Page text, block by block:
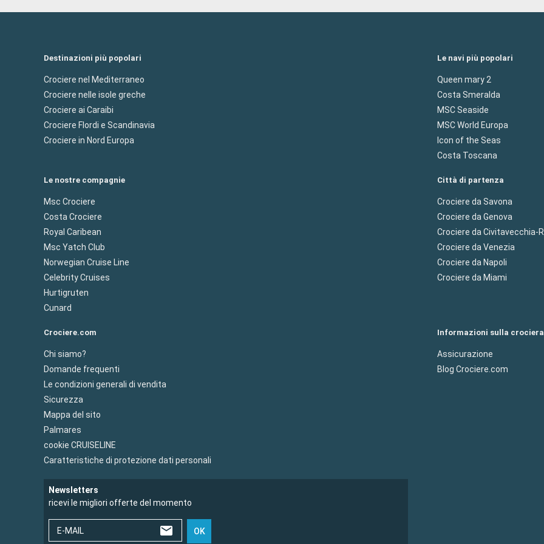
Destinazioni più popolari
Crociere nel Mediterraneo
Crociere nelle isole greche
Crociere ai Caraibi
Crociere Flordi e Scandinavia
Crociere in Nord Europa
Le navi più popolari
Queen mary 2
Costa Smeralda
MSC Seaside
MSC World Europa
Icon of the Seas
Costa Toscana
Le nostre compagnie
Msc Crociere
Costa Crociere
Royal Caribean
Msc Yatch Club
Norwegian Cruise Line
Celebrity Cruises
Hurtigruten
Cunard
Città di partenza
Crociere da Savona
Crociere da Genova
Crociere da Civitavecchia-
Crociere da Venezia
Crociere da Napoli
Crociere da Miami
Crociere.com
Chi siamo?
Domande frequenti
Le condizioni generali di vendita
Sicurezza
Mappa del sito
Palmares
cookie CRUISELINE
Caratteristiche di protezione dati personali
Informazioni sulla crociera
Assicurazione
Blog Crociere.com
Newsletters
ricevi le migliori offerte del momento
E-MAIL OK